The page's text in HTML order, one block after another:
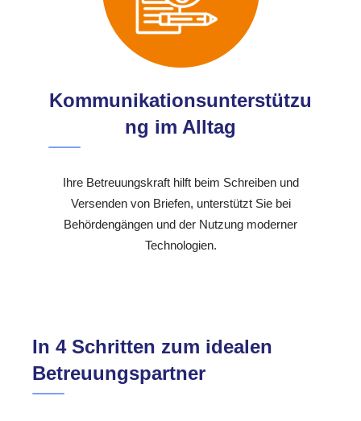
Kommunikationsunterstützu
ng im Alltag
Ihre Betreuungskraft hilft beim Schreiben und
Versenden von Briefen, unterstützt Sie bei
Behördengängen und der Nutzung moderner
Technologien.
In 4 Schritten zum idealen
Betreuungspartner